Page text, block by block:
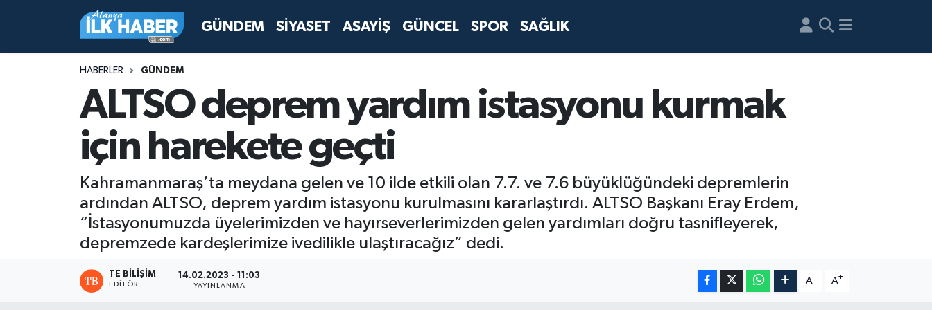
GÜNDEM SİYASET ASAYİŞ GÜNCEL SPOR SAĞLIK
HABERLER GÜNDEM
ALTSO deprem yardım istasyonu kurmak
için harekete geçti
Kahramanmaraş’ta meydana gelen ve 10 ilde etkili olan 7.7. ve 7.6 büyüklüğündeki depremlerin
ardından ALTSO, deprem yardım istasyonu kurulmasını kararlaştırdı. ALTSO Başkanı Eray Erdem,
“İstasyonumuzda üyelerimizden ve hayırseverlerimizden gelen yardımları doğru tasnifleyerek,
depremzede kardeşlerimize ivedilikle ulaştıracağız” dedi.
TE BILIŞIM
EDITÖR
14.02.2023 - 11:03
YAYINLANMA
A- A+
Antalya Nöbetçi Eczaneler
Antalya Hava Durumu
Antalya Trafik Yoğunluk Haritası
Süper Lig Puan Durumu ve Fikstür
Tüm Manşetler